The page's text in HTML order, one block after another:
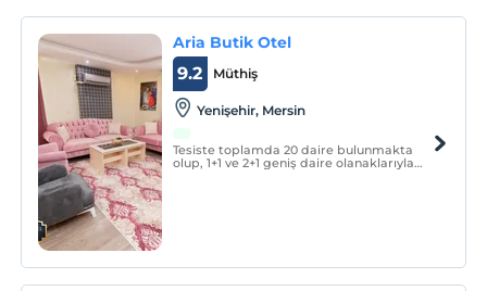
Aria Butik Otel
Müthiş
9.2
Yenişehir, Mersin
Tesiste toplamda 20 daire bulunmakta
olup, 1+1 ve 2+1 geniş daire olanaklarıyla